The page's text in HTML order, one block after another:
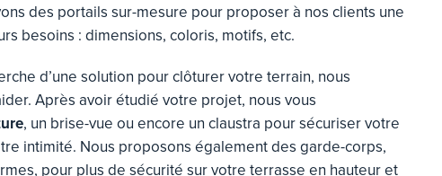
des portails sur-mesure pour proposer à nos clients une
besoins : dimensions, coloris, motifs, etc.
d’une solution pour clôturer votre terrain, nous
Après avoir étudié votre projet, nous vous
, un brise-vue ou encore un claustra pour sécuriser votre
intimité. Nous proposons également des garde-corps,
pour plus de sécurité sur votre terrasse en hauteur et